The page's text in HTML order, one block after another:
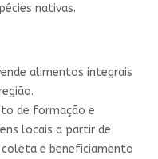
nativas.
alimentos integrais
de formação e
locais a partir de
e beneficiamento